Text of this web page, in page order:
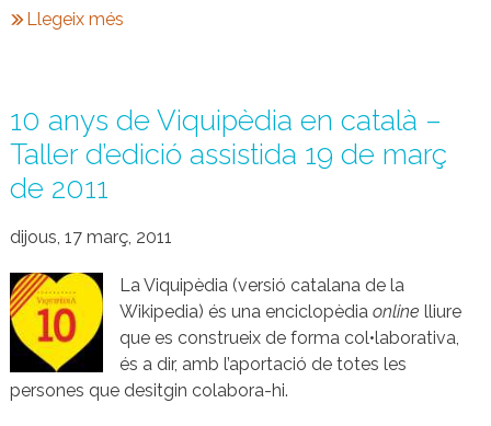
Llegeix més
10 anys de Viquipèdia en català –
Taller d’edició assistida 19 de març
de 2011
dijous, 17 març, 2011
La Viquipèdia (versió catalana de la
Wikipedia) és una enciclopèdia online lliure
que es construeix de forma col•laborativa,
és a dir, amb l’aportació de totes les
persones que desitgin colabora-hi.